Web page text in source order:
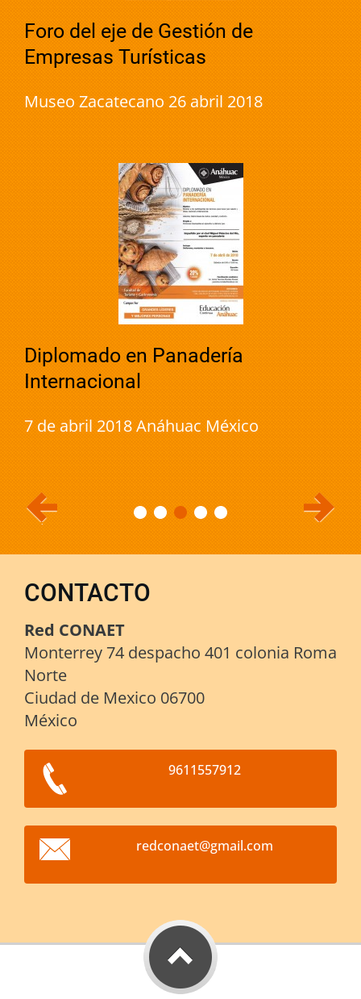
Foro del eje de Gestión de
Empresas Turísticas
Museo Zacatecano 26 abril 2018
Diplomado en Panadería
Internacional
7 de abril 2018 Anáhuac México
CONTACTO
Red CONAET
Monterrey 74 despacho 401 colonia Roma
Norte
Ciudad de Mexico 06700
México
9611557912
redconaet@gmail.com